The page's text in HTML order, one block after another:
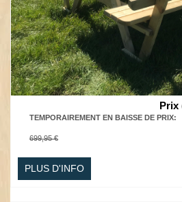
Prix
TEMPORAIREMENT EN BAISSE DE PRIX:
699,95 €
PLUS D'INFO